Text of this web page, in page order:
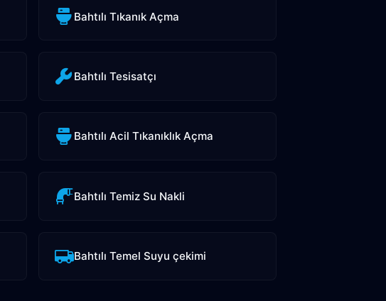
Bahtılı Tıkanık Açma
Bahtılı Tesisatçı
Bahtılı Acil Tıkanıklık Açma
Bahtılı Temiz Su Nakli
Bahtılı Temel Suyu çekimi